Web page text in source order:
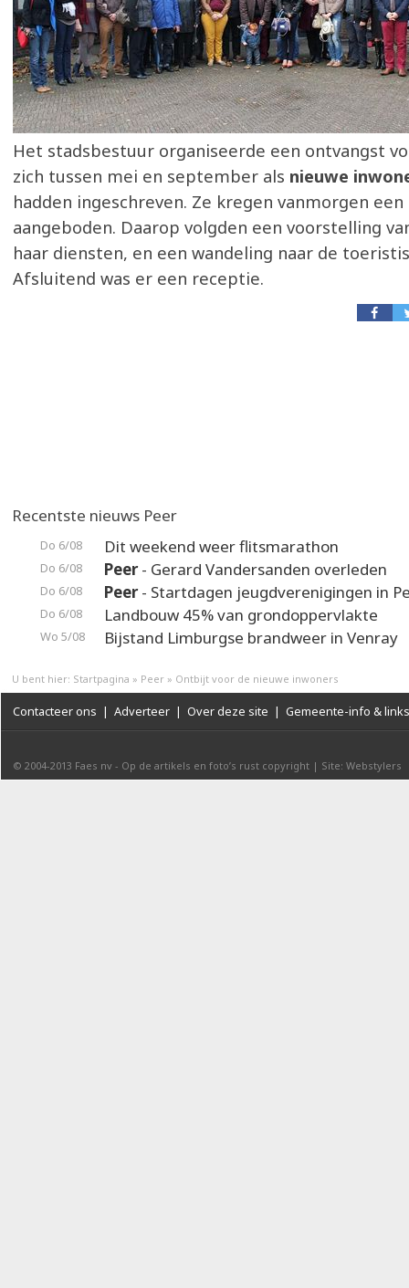
Het stadsbestuur organiseerde een ontvangst
zich tussen mei en september als nieuwe
hadden ingeschreven. Ze kregen vanmorgen
aangeboden. Daarop volgden een voorstelling
haar diensten, en een wandeling naar de
Afsluitend was er een receptie.
Recentste nieuws Peer
Do 6/08 Dit weekend weer flitsmarathon
Do 6/08 Peer- Gerard Vandersanden overleden
Do 6/08 Peer- Startdagen jeugdverenigingen in
Do 6/08 Landbouw 45% van grondoppervlakte
Wo 5/08 Bijstand Limburgse brandweer in Venray
U bent hier: Startpagina » Peer » Ontbijt voor de nieuwe inwoners
Contacteer ons | Adverteer | Over deze site | Gemeente-info & links
© 2004-2013 Faes nv - Op de artikels en foto’s rust copyright | Site: Webstylers